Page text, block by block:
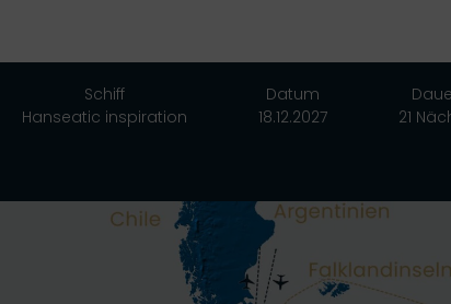
Schiff
Hanseatic inspiration
Datum
18.12.2027
21